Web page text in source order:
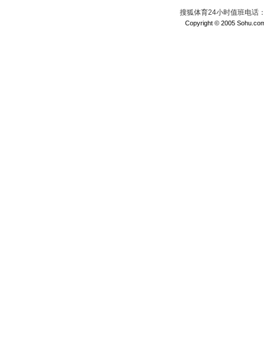
搜狐体育24小时值班电话
Copyright © 2005